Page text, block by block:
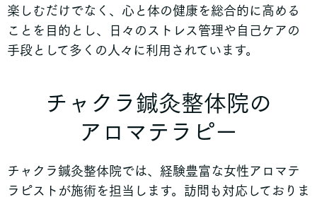
楽しむだけでなく、心と体の健康を総合的に高める
ことを目的とし、日々のストレス管理や自己ケアの
手段として多くの人々に利用されています。
チャクラ鍼灸整体院の
アロマテラピー
チャクラ鍼灸整体院では、経験豊富な女性アロマテ
ラピストが施術を担当します。訪問も対応しておりま